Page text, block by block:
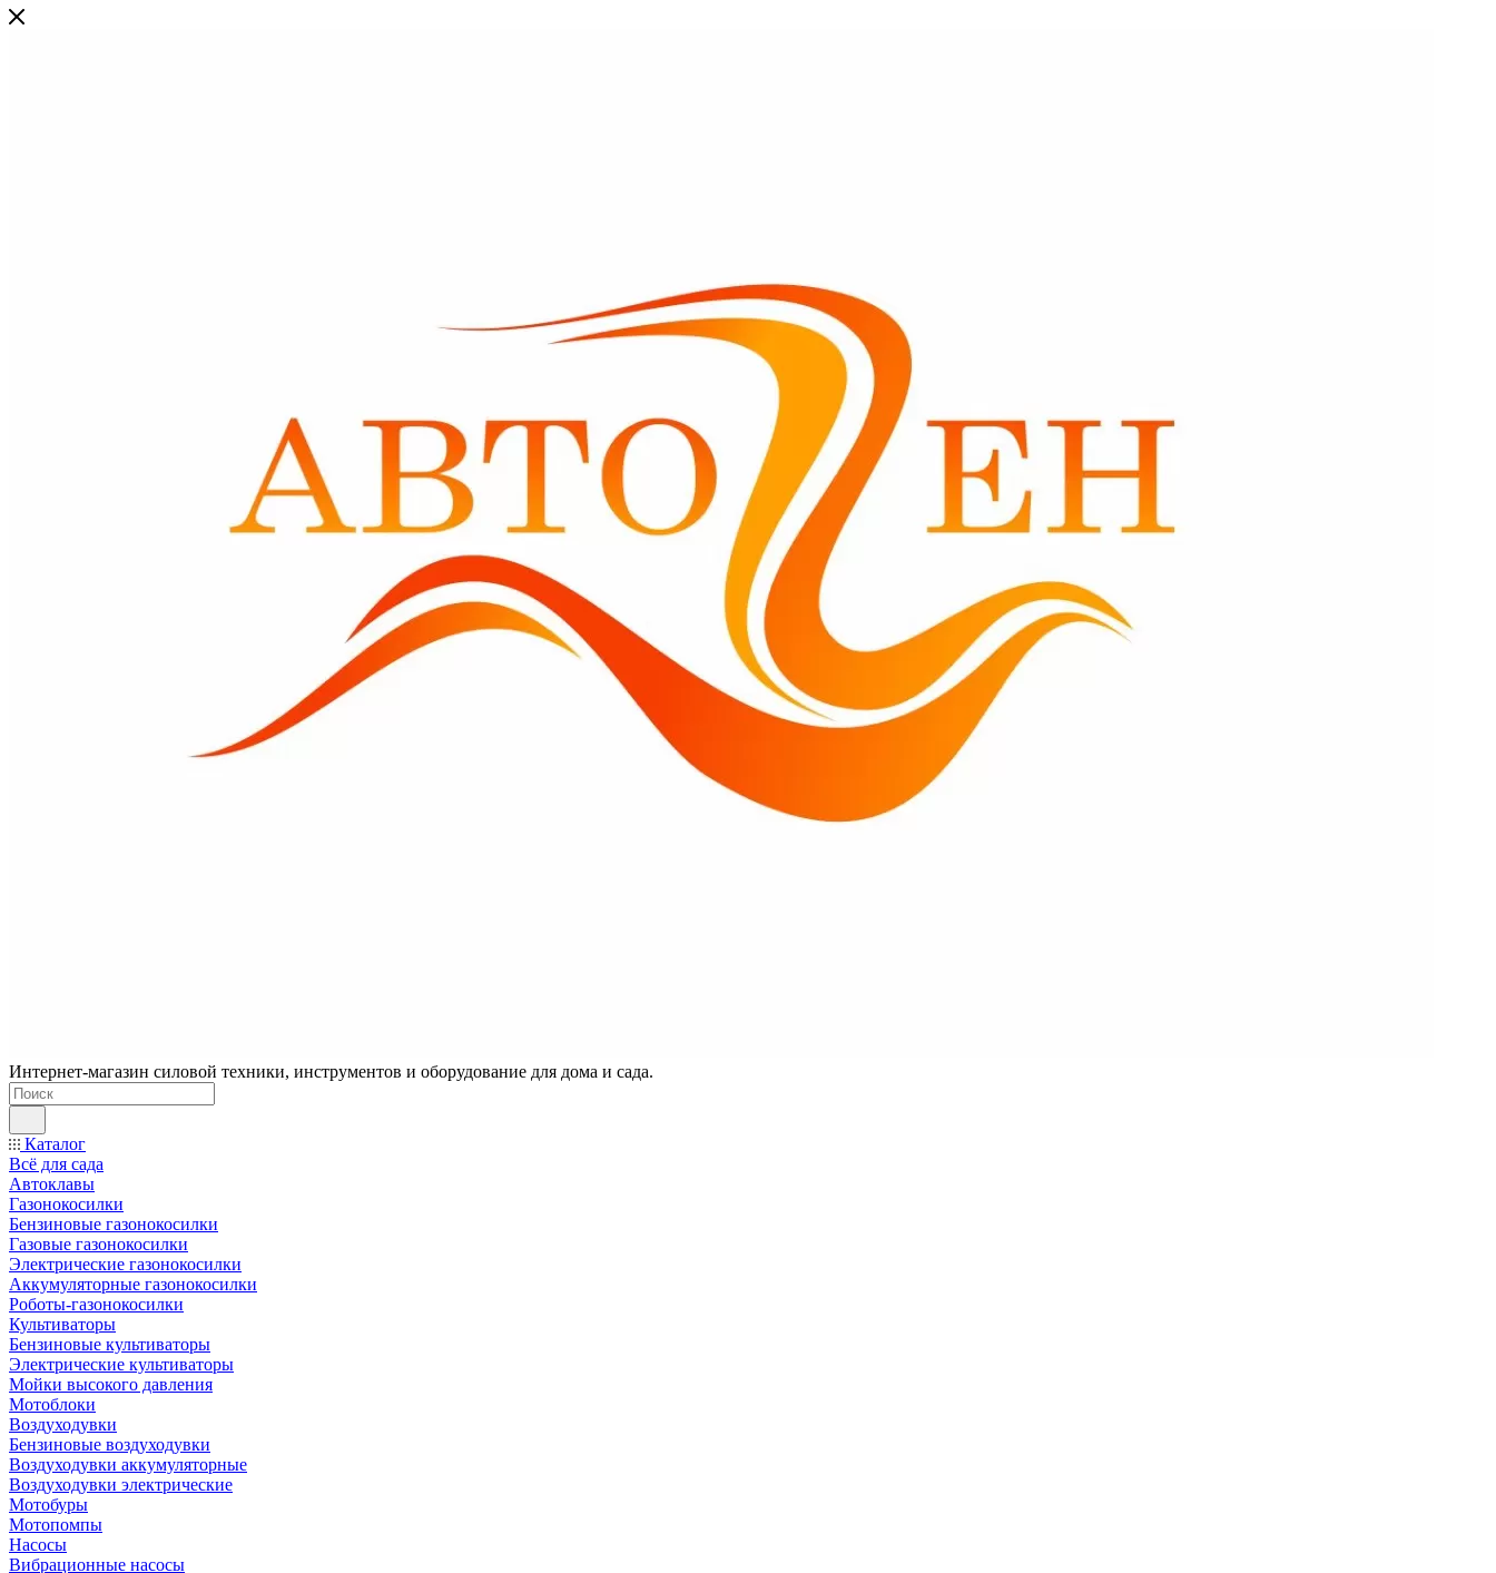
Интернет-магазин силовой техники, инструментов и оборудование для дома и сада.
Каталог
Всё для сада
Автоклавы
Газонокосилки
Бензиновые газонокосилки
Газовые газонокосилки
Электрические газонокосилки
Аккумуляторные газонокосилки
Роботы-газонокосилки
Культиваторы
Бензиновые культиваторы
Электрические культиваторы
Мойки высокого давления
Мотоблоки
Воздуходувки
Бензиновые воздуходувки
Воздуходувки аккумуляторные
Воздуходувки электрические
Мотобуры
Мотопомпы
Насосы
Вибрационные насосы